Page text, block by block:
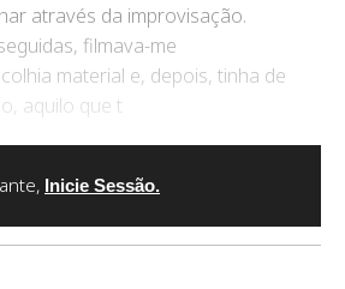
através da improvisação.
filmava-me
material e, depois, tinha de
aquilo que t
Inicie Sessão.